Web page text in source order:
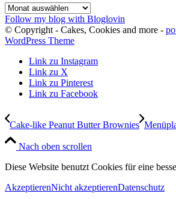
Archiv
Follow my blog with Bloglovin
© Copyright - Cakes, Cookies and more -
WordPress Theme
Link zu Instagram
Link zu X
Link zu Pinterest
Link zu Facebook
Cake-like Peanut Butter Brownies
Nach oben scrollen
Diese Website benutzt Cookies für eine
AkzeptierenNicht akzeptierenDatenschutz